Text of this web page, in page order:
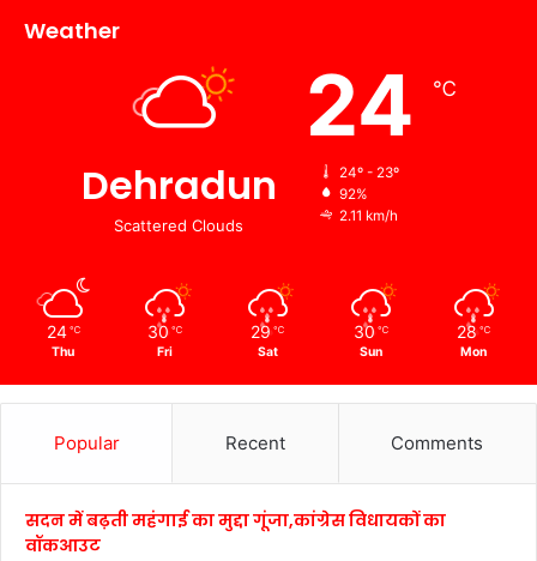
Weather
Dehradun
Scattered Clouds
24 ℃
24º - 23º
92%
2.11 km/h
24 ℃
Thu
30 ℃
Fri
29 ℃
Sat
30 ℃
Sun
28 ℃
Mon
Popular Recent Comments
सदन में बढ़ती महंगाई का मुद्दा गूंजा,कांग्रेस विधायकों का
वॉकआउट